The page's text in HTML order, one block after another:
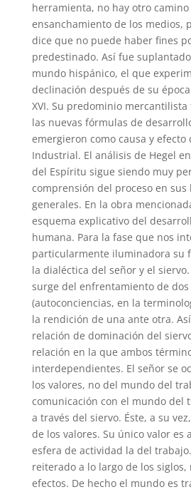
herramienta, no hay otro
ensanchamiento de los medios,
dice que no puede haber fines
predestinado. Así fue
mundo hispánico, el que
declinación después de su
XVI. Su predominio
las nuevas fórmulas de
emergieron como causa y efecto
Industrial. El análisis de Hegel
del Espíritu sigue siendo muy
comprensión del proceso en sus
generales. En la obra
esquema explicativo del
humana. Para la fase que nos
particularmente iluminadora su
la dialéctica del señor y el
surge del enfrentamiento de dos
(autoconciencias, en la
la rendición de una ante otra.
relación de dominación del
relación en la que ambos
interdependientes. El señor se
los valores, no del mundo del
comunicación con el mundo del
a través del siervo. Éste, a su
de los valores. Su único valor es
esfera de actividad la del
reiterado a lo largo de los siglos,
efectos. De hecho el mundo es